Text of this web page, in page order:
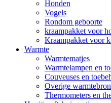
Honden
Vogels
Rondom geboorte
kraampakket voor
Kraampakket voor
Warmte
Warmtematjes
Warmtelampen en
Couveuses en
Overige
Thermometers en